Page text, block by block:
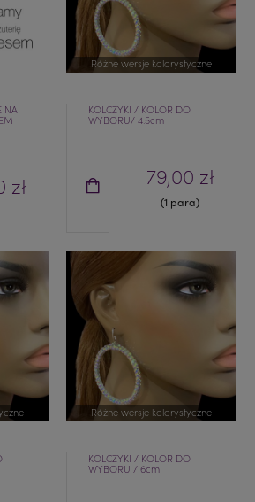
NA
zł
Różne wersje kolorystyczne
KOLCZYKI / KOLOR DO
WYBORU/ 4.5cm
79,00 zł
(1 para)
Różne wersje kolorystyczne
KOLCZYKI / KOLOR DO
WYBORU / 6cm